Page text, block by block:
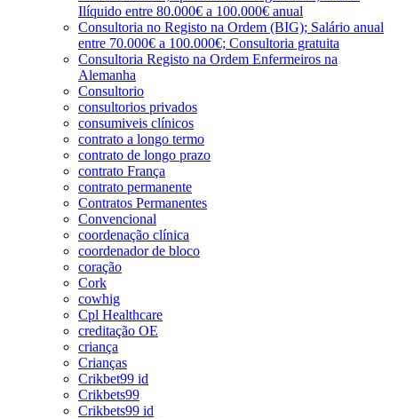
Ilíquido entre 80.000€ a 100.000€ anual
Consultoria no Registo na Ordem (BIG); Salário anual
entre 70.000€ a 100.000€; Consultoria gratuita
Consultoria Registo na Ordem Enfermeiros na
Alemanha
Consultorio
consultorios privados
consumiveis clínicos
contrato a longo termo
contrato de longo prazo
contrato França
contrato permanente
Contratos Permanentes
Convencional
coordenação clínica
coordenador de bloco
coração
Cork
cowhig
Cpl Healthcare
creditação OE
criança
Crianças
Crikbet99 id
Crikbets99
Crikbets99 id